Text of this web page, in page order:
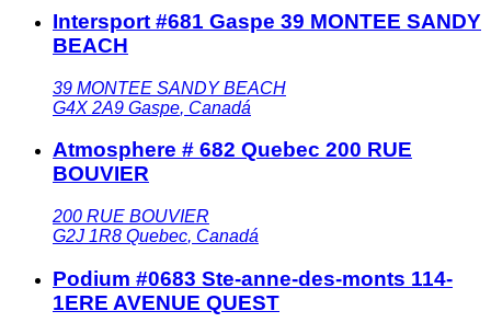
Intersport #681 Gaspe 39 MONTEE SANDY
BEACH
39 MONTEE SANDY BEACH
G4X 2A9 Gaspe, Canadá
Atmosphere # 682 Quebec 200 RUE
BOUVIER
200 RUE BOUVIER
G2J 1R8 Quebec, Canadá
Podium #0683 Ste-anne-des-monts 114-
1ERE AVENUE QUEST